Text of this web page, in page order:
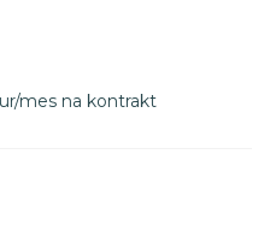
mes na kontrakt